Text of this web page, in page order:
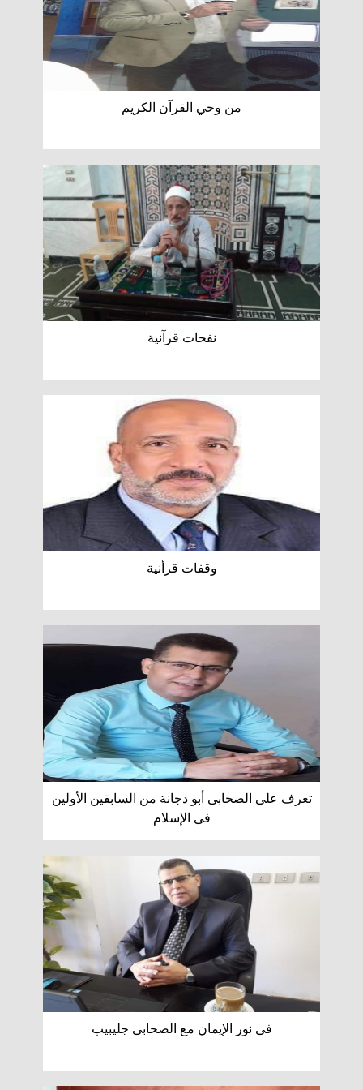
من وحي القرآن الكريم
نفحات قرآنية
وقفات قرأنية
تعرف على الصحابى أبو دجانة من السابقين الأولين
فى الإسلام
فى نور الإيمان مع الصحابى جليبيب